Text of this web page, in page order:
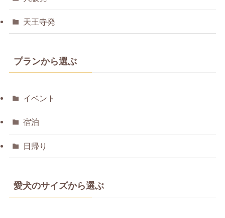
天王寺発
プランから選ぶ
イベント
宿泊
日帰り
愛犬のサイズから選ぶ